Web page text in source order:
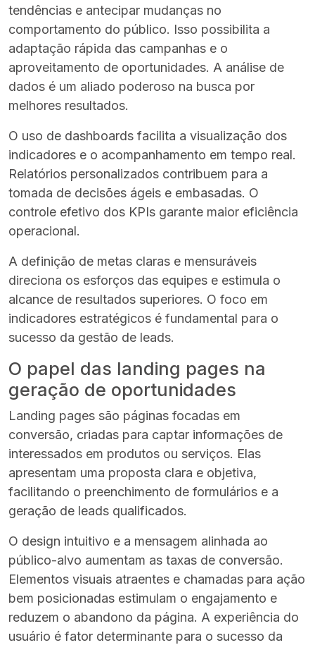
tendências e antecipar mudanças no
comportamento do público. Isso possibilita a
adaptação rápida das campanhas e o
aproveitamento de oportunidades. A análise de
dados é um aliado poderoso na busca por
melhores resultados.
O uso de dashboards facilita a visualização dos
indicadores e o acompanhamento em tempo real.
Relatórios personalizados contribuem para a
tomada de decisões ágeis e embasadas. O
controle efetivo dos KPIs garante maior eficiência
operacional.
A definição de metas claras e mensuráveis
direciona os esforços das equipes e estimula o
alcance de resultados superiores. O foco em
indicadores estratégicos é fundamental para o
sucesso da gestão de leads.
O papel das landing pages na
geração de oportunidades
Landing pages são páginas focadas em
conversão, criadas para captar informações de
interessados em produtos ou serviços. Elas
apresentam uma proposta clara e objetiva,
facilitando o preenchimento de formulários e a
geração de leads qualificados.
O design intuitivo e a mensagem alinhada ao
público-alvo aumentam as taxas de conversão.
Elementos visuais atraentes e chamadas para ação
bem posicionadas estimulam o engajamento e
reduzem o abandono da página. A experiência do
usuário é fator determinante para o sucesso da